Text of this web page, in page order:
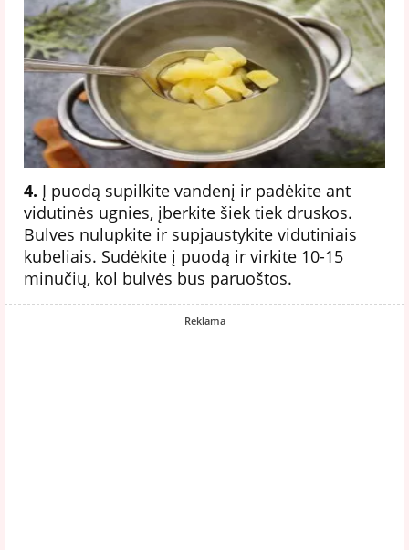
4. Į puodą supilkite vandenį ir padėkite ant
vidutinės ugnies, įberkite šiek tiek druskos.
Bulves nulupkite ir supjaustykite vidutiniais
kubeliais. Sudėkite į puodą ir virkite 10-15
minučių, kol bulvės bus paruoštos.
Reklama